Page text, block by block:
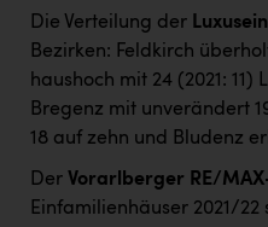
Die Verteilung der
Bezirken: Feldkirch
haushoch mit 24 (2021:
Bregenz mit unverändert
18 auf zehn und Bludenz
Der Vorarlberger RE/
Einfamilienhäuser 2021/22